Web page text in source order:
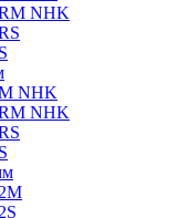
NHK
NHK
NHK